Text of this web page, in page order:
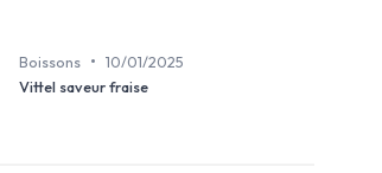
Boissons • 10/01/2025
Vittel saveur fraise